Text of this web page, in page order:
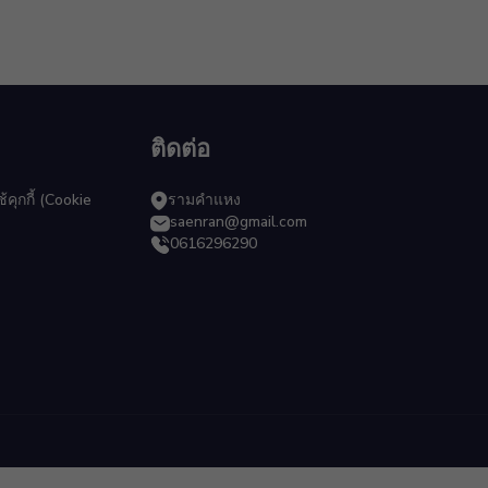
กกี้ (Cookie
ติดต่อ
รามคำแหง
saenran@gmail.com
0616296290